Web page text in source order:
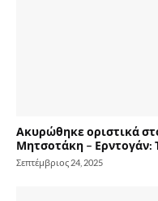
Ακυρώθηκε οριστικά
Μητσοτάκη – Ερντογάν:
Σεπτέμβριος 24, 2025